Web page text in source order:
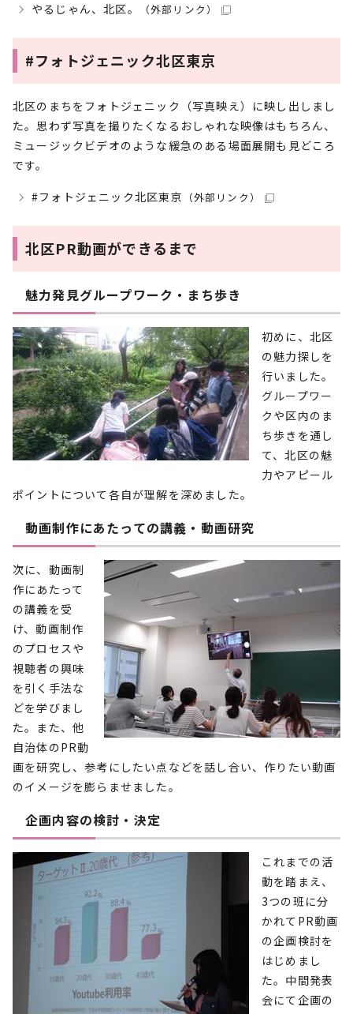
やるじゃん、北区。
（外部リンク）
#フォトジェニック北区東京
北区のまちをフォトジェニック（写真映え）に映し出しまし
た。思わず写真を撮りたくなるおしゃれな映像はもちろん、
ミュージックビデオのような緩急のある場面展開も見どころ
です。
#フォトジェニック北区東京 （外部リンク）
北区PR動画ができるまで
魅力発見グループワーク・まち歩き
初めに、北区
の魅力探しを
行いました。
グループワー
クや区内のま
ち歩きを通し
て、北区の魅
力やアピール
ポイントについて各自が理解を深めました。
動画制作にあたっての講義・動画研究
次に、動画制
作にあたって
の講義を受
け、動画制作
のプロセスや
視聴者の興味
を引く手法な
どを学びまし
た。また、他
自治体のPR動
画を研究し、参考にしたい点などを話し合い、作りたい動画
のイメージを膨らませました。
企画内容の検討・決定
これまでの活
動を踏まえ、
3つの班に分
かれてPR動画
の企画検討を
はじめまし
た。中間発表
会にて企画の